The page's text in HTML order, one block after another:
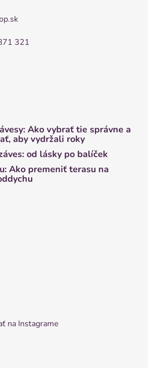
321
Ako vybrať tie správne a
aby vydržali roky
od lásky po balíček
Ako premeniť terasu na
na Instagrame